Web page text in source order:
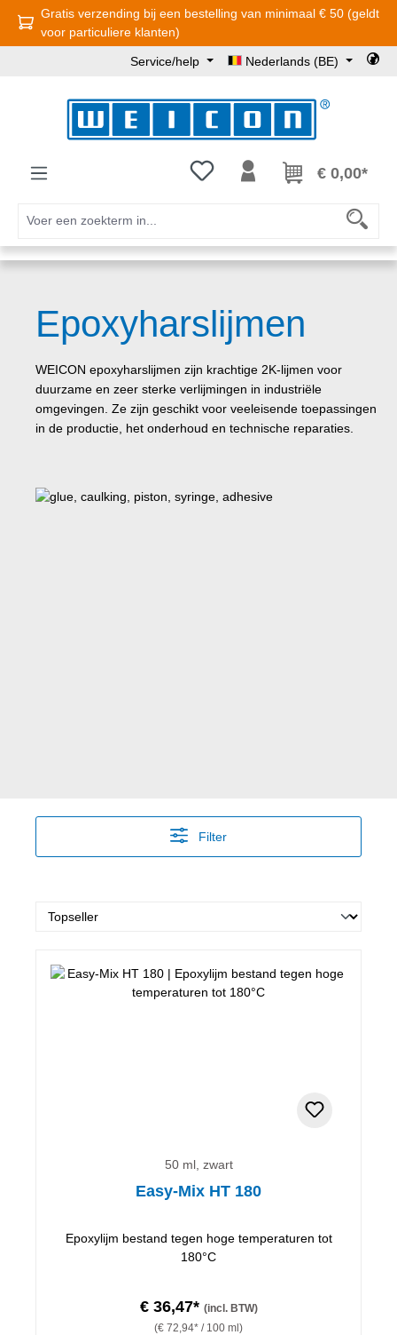
Ga naar de hoofdinhoud
Gratis verzending bij een bestelling van minimaal € 50 (geldt
voor particuliere klanten)
Service/help Nederlands (BE)
Je hebt 0 items op je€ 0,00*
Epoxyharslijmen
WEICON epoxyharslijmen zijn krachtige 2K-lijmen voor
duurzame en zeer sterke verlijmingen in industriële
omgevingen. Ze zijn geschikt voor veeleisende toepassingen
in de productie, het onderhoud en technische reparaties.
Filter
50 ml, zwart
Easy-Mix HT 180
Epoxylijm bestand tegen hoge temperaturen tot
180°C
€ 36,47* (incl. BTW)
(€ 72,94* / 100 ml)